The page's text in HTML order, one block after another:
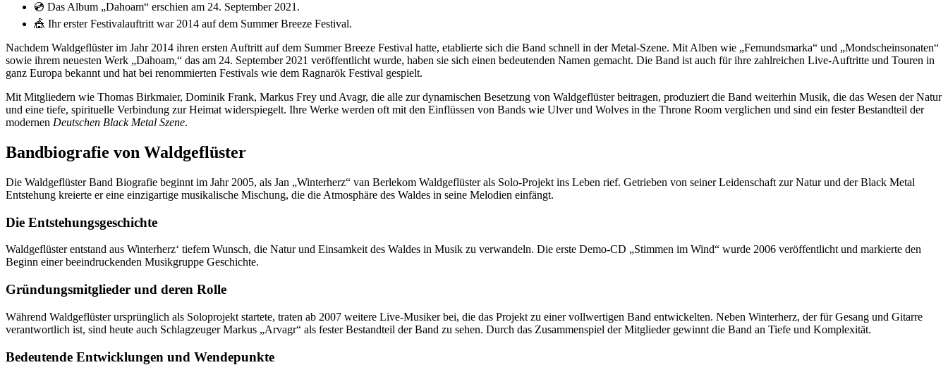
💿 Das Album „Dahoam“ erschien am 24. September 2021.
🎪 Ihr erster Festivalauftritt war 2014 auf dem Summer Breeze Festival.
Nachdem Waldgeflüster im Jahr 2014 ihren ersten Auftritt auf dem Summer Breeze Festival hatte, etablierte sich die Band schnell in der Metal-Szene. Mit Alben wie „Femundsmarka“ und „Mondscheinsonaten“
sowie ihrem neuesten Werk „Dahoam,“ das am 24. September 2021 veröffentlicht wurde, haben sie sich einen bedeutenden Namen gemacht. Die Band ist auch für ihre zahlreichen Live-Auftritte und Touren in
ganz Europa bekannt und hat bei renommierten Festivals wie dem Ragnarök Festival gespielt.
Mit Mitgliedern wie Thomas Birkmaier, Dominik Frank, Markus Frey und Avagr, die alle zur dynamischen Besetzung von Waldgeflüster beitragen, produziert die Band weiterhin Musik, die das Wesen der Natur
und eine tiefe, spirituelle Verbindung zur Heimat widerspiegelt. Ihre Werke werden oft mit den Einflüssen von Bands wie Ulver und Wolves in the Throne Room verglichen und sind ein fester Bestandteil der
modernen Deutschen Black Metal Szene.
Bandbiografie von Waldgeflüster
Die Waldgeflüster Band Biografie beginnt im Jahr 2005, als Jan „Winterherz“ van Berlekom Waldgeflüster als Solo-Projekt ins Leben rief. Getrieben von seiner Leidenschaft zur Natur und der Black Metal
Entstehung kreierte er eine einzigartige musikalische Mischung, die die Atmosphäre des Waldes in seine Melodien einfängt.
Die Entstehungsgeschichte
Waldgeflüster entstand aus Winterherz‘ tiefem Wunsch, die Natur und Einsamkeit des Waldes in Musik zu verwandeln. Die erste Demo-CD „Stimmen im Wind“ wurde 2006 veröffentlicht und markierte den
Beginn einer beeindruckenden Musikgruppe Geschichte.
Gründungsmitglieder und deren Rolle
Während Waldgeflüster ursprünglich als Soloprojekt startete, traten ab 2007 weitere Live-Musiker bei, die das Projekt zu einer vollwertigen Band entwickelten. Neben Winterherz, der für Gesang und Gitarre
verantwortlich ist, sind heute auch Schlagzeuger Markus „Arvagr“ als fester Bestandteil der Band zu sehen. Durch das Zusammenspiel der Mitglieder gewinnt die Band an Tiefe und Komplexität.
Bedeutende Entwicklungen und Wendepunkte